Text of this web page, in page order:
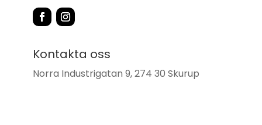
Kontakta oss
Norra Industrigatan 9, 274 30 Skurup